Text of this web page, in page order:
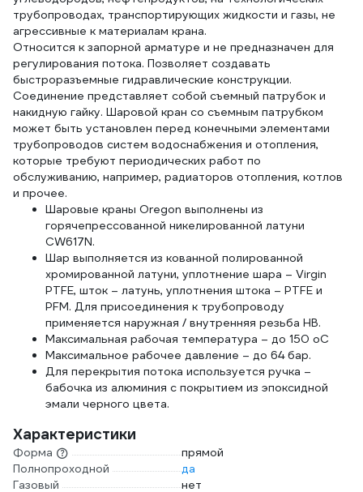
трубопроводах, транспортирующих жидкости и газы, не
агрессивные к материалам крана.
Относится к запорной арматуре и не предназначен для
регулирования потока. Позволяет создавать
быстроразъемные гидравлические конструкции.
Соединение представляет собой съемный патрубок и
накидную гайку. Шаровой кран со съемным патрубком
может быть установлен перед конечными элементами
трубопроводов систем водоснабжения и отопления,
которые требуют периодических работ по
обслуживанию, например, радиаторов отопления, котлов
и прочее.
Шаровые краны Oregon выполнены из
горячепрессованной никелированной латуни
CW617N.
Шар выполняется из кованной полированной
хромированной латуни, уплотнение шара – Virgin
PTFE, шток – латунь, уплотнения штока – PTFE и
PFM. Для присоединения к трубопроводу
применяется наружная / внутренняя резьба HB.
Максимальная рабочая температура – до 150 оС
Максимальное рабочее давление – до 64 бар.
Для перекрытия потока используется ручка –
бабочка из алюминия с покрытием из эпоксидной
эмали черного цвета.
Характеристики
Форма
прямой
Полнопроходной
да
Газовый
нет